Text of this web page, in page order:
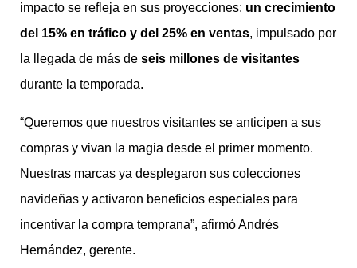
impacto se refleja en sus proyecciones: un crecimiento
del 15% en tráfico y del 25% en ventas, impulsado por
la llegada de más de seis millones de visitantes
durante la temporada.
“Queremos que nuestros visitantes se anticipen a sus
compras y vivan la magia desde el primer momento.
Nuestras marcas ya desplegaron sus colecciones
navideñas y activaron beneficios especiales para
incentivar la compra temprana”, afirmó Andrés
Hernández, gerente.